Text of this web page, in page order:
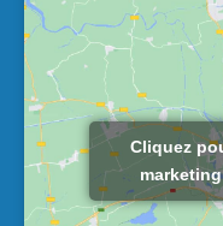
Cliquez